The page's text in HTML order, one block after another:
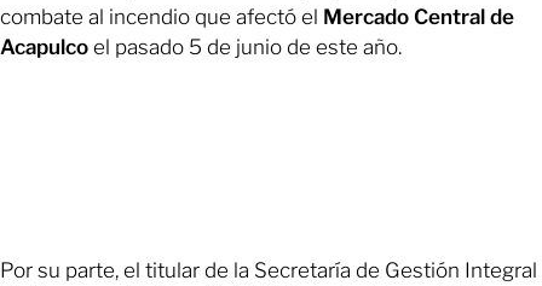
combate al incendio que afectó el Mercado Central de
Acapulco el pasado 5 de junio de este año.
Por su parte, el titular de la Secretaría de Gestión Integral